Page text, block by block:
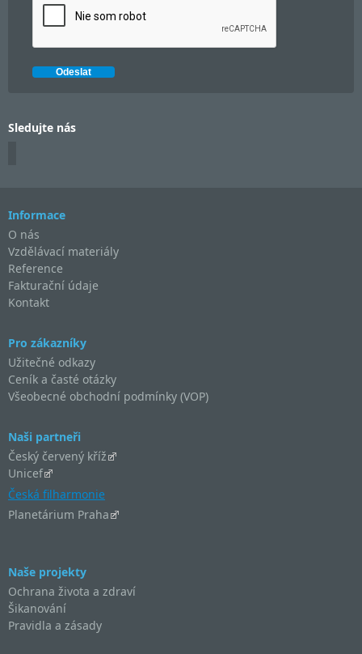
Sledujte nás
Informace
O nás
Vzdělávací materiály
Reference
Fakturační údaje
Kontakt
Pro zákazníky
Užitečné odkazy
Ceník a časté otázky
Všeobecné obchodní podmínky (VOP)
Naši partneři
Český červený kříž
Unicef
Česká filharmonie
Planetárium Praha
Naše projekty
Ochrana života a zdraví
Šikanování
Pravidla a zásady